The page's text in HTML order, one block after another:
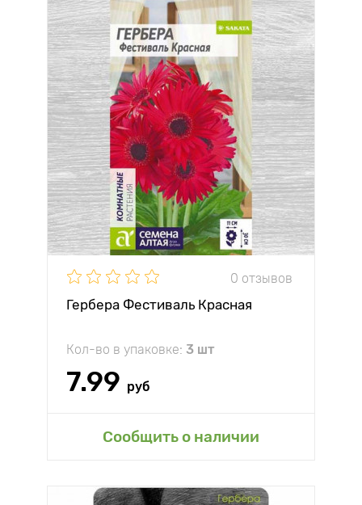
0 отзывов
Гербера Фестиваль Красная
Кол-во в упаковке: 3 шт
7.99 руб
Сообщить о наличии